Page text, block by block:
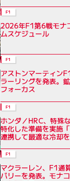
F1
2026年F1第6戦モ
ムスケジュール
F1
アストンマーティン
ラーリングを発表。
フォーカス
F1
ホンダ／HRC、特殊
特化した準備を実施
連携して最適な冷却を
F1
マクラーレン、F1通
バリーを発表。モナ